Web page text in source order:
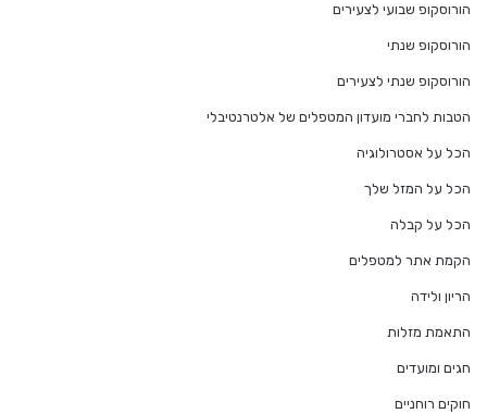
הורוסקופ שבועי לצעירים
הורוסקופ שנתי
הורוסקופ שנתי לצעירים
הטבות לחברי מועדון המטפלים של אלטרנטיבלי
הכל על אסטרולוגיה
הכל על המזל שלך
הכל על קבלה
הקמת אתר למטפלים
הריון ולידה
התאמת מזלות
חגים ומועדים
חוקים רוחניים